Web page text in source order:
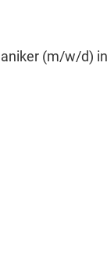
(m/w/d)